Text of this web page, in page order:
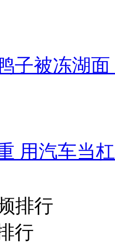
子被冻湖
用汽车当
排行
行